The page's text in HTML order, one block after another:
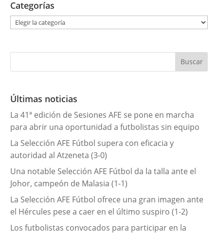
Categorías
g
r
a
s
Últimas noticias
La 41ª edición de Sesiones AFE se pone en marcha
para abrir una oportunidad a futbolistas sin equipo
La Selección AFE Fútbol supera con eficacia y
autoridad al Atzeneta (3-0)
Una notable Selección AFE Fútbol da la talla ante el
Johor, campeón de Malasia (1-1)
La Selección AFE Fútbol ofrece una gran imagen ante
el Hércules pese a caer en el último suspiro (1-2)
Los futbolistas convocados para participar en la